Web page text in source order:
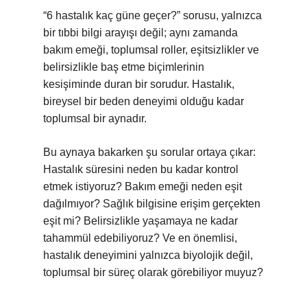
“6 hastalık kaç güne geçer?” sorusu, yalnızca
bir tıbbi bilgi arayışı değil; aynı zamanda
bakım emeği, toplumsal roller, eşitsizlikler ve
belirsizlikle baş etme biçimlerinin
kesişiminde duran bir sorudur. Hastalık,
bireysel bir beden deneyimi olduğu kadar
toplumsal bir aynadır.
Bu aynaya bakarken şu sorular ortaya çıkar:
Hastalık süresini neden bu kadar kontrol
etmek istiyoruz? Bakım emeği neden eşit
dağılmıyor? Sağlık bilgisine erişim gerçekten
eşit mi? Belirsizlikle yaşamaya ne kadar
tahammül edebiliyoruz? Ve en önemlisi,
hastalık deneyimini yalnızca biyolojik değil,
toplumsal bir süreç olarak görebiliyor muyuz?